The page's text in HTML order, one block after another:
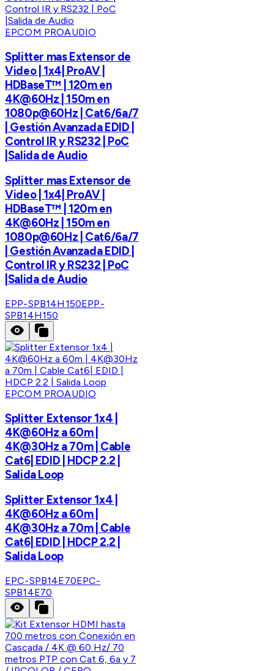
EPCOM PROAUDIO
Splitter mas Extensor de
Video | 1x4| ProAV |
HDBaseT™ | 120m en
4K@60Hz | 150m en
1080p@60Hz | Cat6/6a/7
| Gestión Avanzada EDID |
Control IR y RS232 | PoC
|Salida de Audio
Splitter mas Extensor de
Video | 1x4| ProAV |
HDBaseT™ | 120m en
4K@60Hz | 150m en
1080p@60Hz | Cat6/6a/7
| Gestión Avanzada EDID |
Control IR y RS232 | PoC
|Salida de Audio
EPP-SPB14H150EPP-
SPB14H150
EPCOM PROAUDIO
Splitter Extensor 1x4 |
4K@60Hz a 60m |
4K@30Hz a 70m | Cable
Cat6| EDID | HDCP 2.2 |
Salida Loop
Splitter Extensor 1x4 |
4K@60Hz a 60m |
4K@30Hz a 70m | Cable
Cat6| EDID | HDCP 2.2 |
Salida Loop
EPC-SPB14E70EPC-
SPB14E70